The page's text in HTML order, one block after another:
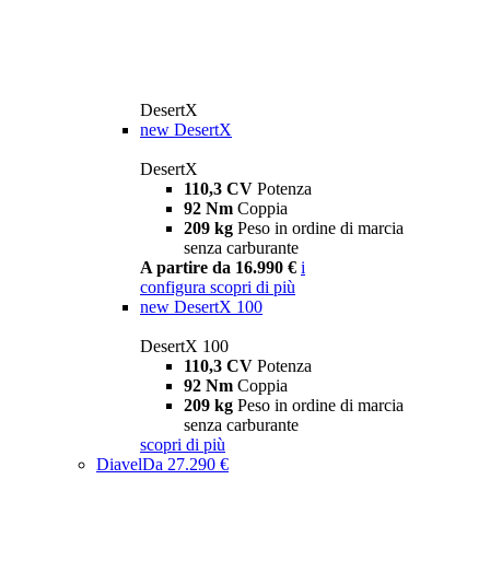
DesertX
new DesertX
DesertX
110,3 CV Potenza
92 Nm Coppia
209 kg Peso in ordine di marcia
senza carburante
A partire da 16.990 € i
configura scopri di più
new DesertX 100
DesertX 100
110,3 CV Potenza
92 Nm Coppia
209 kg Peso in ordine di marcia
senza carburante
scopri di più
DiavelDa 27.290 €